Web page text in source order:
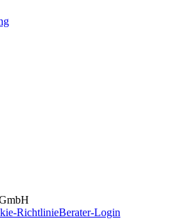
RichtlinieBerater-Login